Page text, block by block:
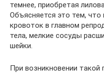
темнее, приобретая
Объясняется это тем, что
кровоток в главном
тела, мелкие сосуды
шейки.
При возникновении